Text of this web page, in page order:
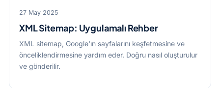
27 May 2025
XML Sitemap: Uygulamalı Rehber
XML sitemap, Google'ın sayfalarını keşfetmesine ve
önceliklendirmesine yardım eder. Doğru nasıl oluşturulur
ve gönderilir.